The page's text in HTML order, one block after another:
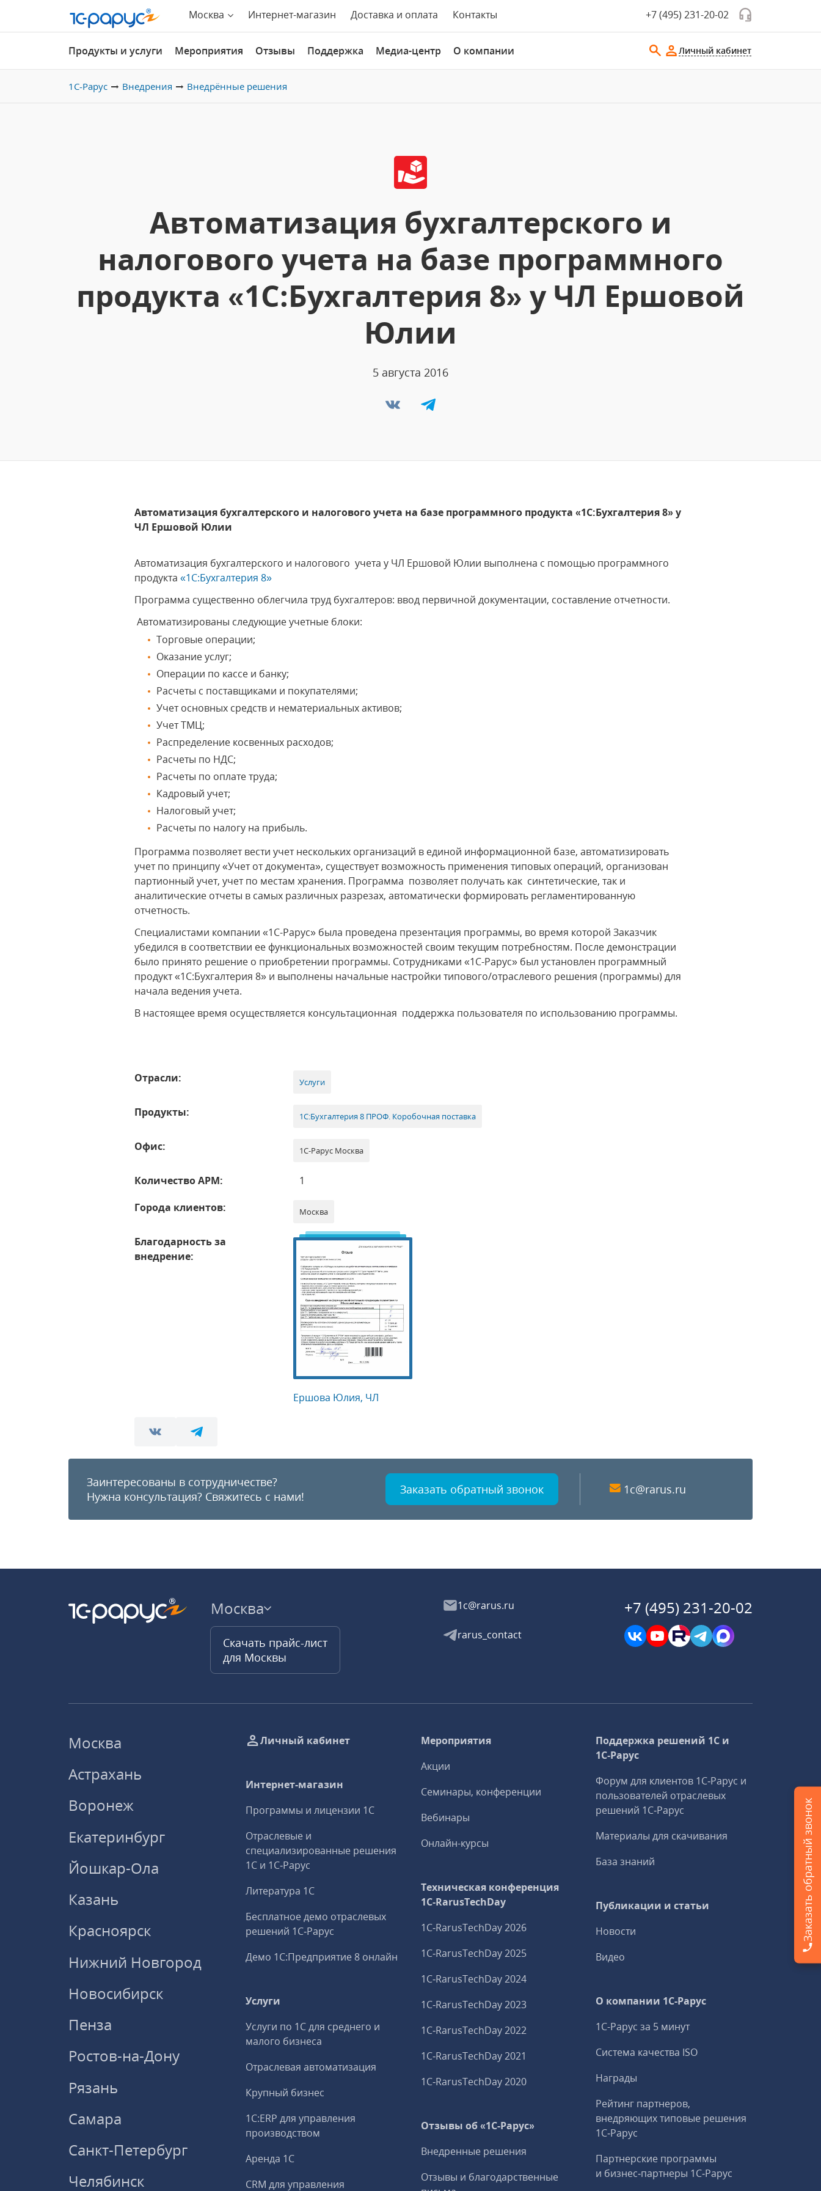
Москва Интернет-магазин Доставка и оплата Контакты +7 (495) 231-20-02
Продукты и услуги Мероприятия Отзывы Поддержка Медиа-центр О компании Личный кабинет
1С-Рарус Внедрения Внедрённые решения
Автоматизация бухгалтерского и
налогового учета на базе программного
продукта «1С:Бухгалтерия 8» у ЧЛ Ершовой
Юлии
5 августа 2016
Автоматизация бухгалтерского и налогового учета на базе программного продукта «1С:Бухгалтерия 8» у
ЧЛ Ершовой Юлии
Автоматизация бухгалтерского и налогового учета у ЧЛ Ершовой Юлии выполнена с помощью программного
продукта«1С:Бухгалтерия 8»
Программа существенно облегчила труд бухгалтеров: ввод первичной документации, составление отчетности.
Автоматизированы следующие учетные блоки:
Торговые операции;
Оказание услуг;
Операции по кассе и банку;
Расчеты с поставщиками и покупателями;
Учет основных средств и нематериальных активов;
Учет ТМЦ;
Распределение косвенных расходов;
Расчеты по НДС;
Расчеты по оплате труда;
Кадровый учет;
Налоговый учет;
Расчеты по налогу на прибыль.
Программа позволяет вести учет нескольких организаций в единой информационной базе, автоматизировать
учет по принципу «Учет от документа», существует возможность применения типовых операций, организован
партионный учет, учет по местам хранения. Программа позволяет получать как синтетические, так и
аналитические отчеты в самых различных разрезах, автоматически формировать регламентированную
отчетность.
Специалистами компании «1С-Рарус» была проведена презентация программы, во время которой Заказчик
убедился в соответствии ее функциональных возможностей своим текущим потребностям. После демонстрации
было принято решение о приобретении программы. Сотрудниками «1С-Рарус» был установлен программный
продукт «1С:Бухгалтерия 8» и выполнены начальные настройки типового/отраслевого решения (программы) для
начала ведения учета.
В настоящее время осуществляется консультационная поддержка пользователя по использованию программы.
Отрасли: Услуги
Продукты: 1С:Бухгалтерия 8 ПРОФ. Коробочная поставка
Офис: 1С-Рарус Москва
Количество АРМ:
1
Города клиентов:
Москва
Благодарность за
внедрение:
Ершова Юлия, ЧЛ
Заинтересованы в сотрудничестве?
Нужна консультация? Свяжитесь с нами! Заказать обратный звонок 1c@rarus.ru
Москва
Скачать прайс-лист
для Москвы
1c@rarus.ru
rarus_contact
+7 (495) 231-20-02
Москва
Астрахань
Воронеж
Екатеринбург
Йошкар-Ола
Казань
Красноярск
Нижний Новгород
Новосибирск
Пенза
Ростов-на-Дону
Рязань
Самара
Санкт-Петербург
Челябинск
Личный кабинет
Интернет-магазин
Программы и лицензии 1С
Отраслевые и
специализированные решения
1С и 1С‑Рарус
Литература 1С
Бесплатное демо отраслевых
решений 1С‑Рарус
Демо 1С:Предприятие 8 онлайн
Услуги
Услуги по 1С для среднего и
малого бизнеса
Отраслевая автоматизация
Крупный бизнес
1С:ERP для управления
производством
Аренда 1С
CRM для управления
Мероприятия
Акции
Семинары, конференции
Вебинары
Онлайн-курсы
Техническая конференция
1C‑RarusTechDay
1C‑RarusTechDay 2026
1C‑RarusTechDay 2025
1C‑RarusTechDay 2024
1C‑RarusTechDay 2023
1C‑RarusTechDay 2022
1C‑RarusTechDay 2021
1C‑RarusTechDay 2020
Отзывы об «1С-Рарус»
Внедренные решения
Отзывы и благодарственные
Поддержка решений 1С и
1С‑Рарус
Форум для клиентов 1С‑Рарус и
пользователей отраслевых
решений 1С‑Рарус
Материалы для скачивания
База знаний
Публикации и статьи
Новости
Видео
О компании 1C-Рарус
1С-Рарус за 5 минут
Система качества ISO
Награды
Рейтинг партнеров,
внедряющих типовые решения
1С‑Рарус
Партнерские программы
и бизнес‑партнеры 1С‑Рарус
Заказать обратный звонок